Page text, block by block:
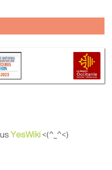
YesWiki<(^_^<)